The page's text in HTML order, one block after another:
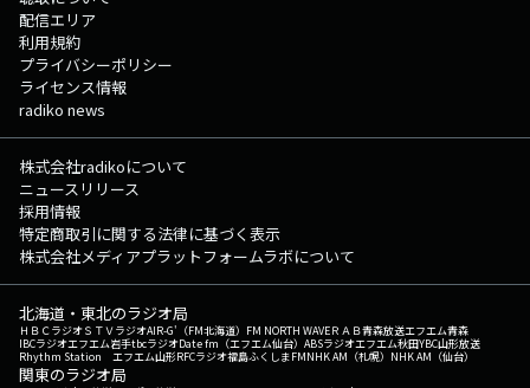
配信エリア
利用規約
プライバシーポリシー
ライセンス情報
radiko news
株式会社radikoについて
ニュースリリース
採用情報
特定商取引に関する法律に基づく表示
株式会社メディアプラットフォームラボについて
北海道・東北のラジオ局
ＨＢＣラジオＳＴＶラジオAIR-G'（FM北海道） FM NORTH WAVEＲＡＢ青森放送エフエム青森
IBCラジオエフエム岩手tbcラジオDate fm（エフエム仙台） ABSラジオエフエム秋田YBC山形放送
Rhythm Station エフエム山形RFCラジオ福島ふくしまFMNHK AM（札幌） NHK AM（仙台）
関東のラジオ局